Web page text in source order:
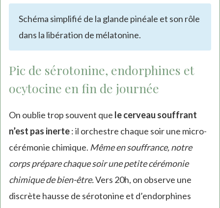
Schéma simplifié de la glande pinéale et son rôle
dans la libération de mélatonine.
Pic de sérotonine, endorphines et
ocytocine en fin de journée
On oublie trop souvent que le cerveau souffrant
n’est pas inerte: il orchestre chaque soir une micro-
cérémonie chimique. Même en souffrance, notre
corps prépare chaque soir une petite cérémonie
chimique de bien-être.Vers 20h, on observe une
discrète hausse de sérotonine et d’endorphines